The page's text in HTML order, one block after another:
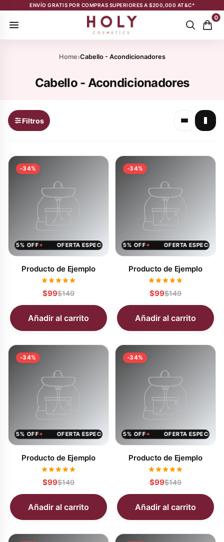
Saltar al contenido
ENVÍO GRATIS POR COMPRAS SUPERIORES A $200,000 AT&C*
0
Home›Cabello - Acondicionadores
Cabello - Acondicionadores
Filtros
-34%
25% OFF✦ OFERTA ESPECIAL 25% OFF ✦ OFERTA ESPECIAL 25%
Producto de Ejemplo
$99$149
Añadir al carrito
-34%
25% OFF✦ OFERTA ESPECIAL 25% OFF✦ OFERTA ESPECIAL
Producto de Ejemplo
$99$149
Añadir al carrito
-34%
25% OFF✦ OFERTA ESPECIAL 25% OFF ✦ OFERTA ESPECIAL 25%
Producto de Ejemplo
$99$149
Añadir al carrito
-34%
25% OFF✦ OFERTA ESPECIAL 25% OFF✦ OFERTA ESPECIAL
Producto de Ejemplo
$99$149
Añadir al carrito